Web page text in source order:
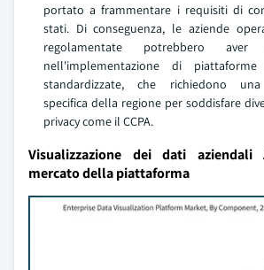
portato a frammentare i requisiti di
stati. Di conseguenza, le aziende
regolamentate potrebbero
nell'implementazione di piattaforme
standardizzate, che richiedono una
specifica della regione per soddisfare
privacy come il CCPA.
Visualizzazione dei dati aziendali
mercato della piattaforma